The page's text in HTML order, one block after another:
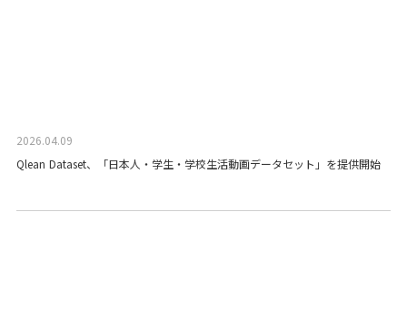
2026.04.09
Qlean Dataset、「日本人・学生・学校生活動画データセット」を提供開始